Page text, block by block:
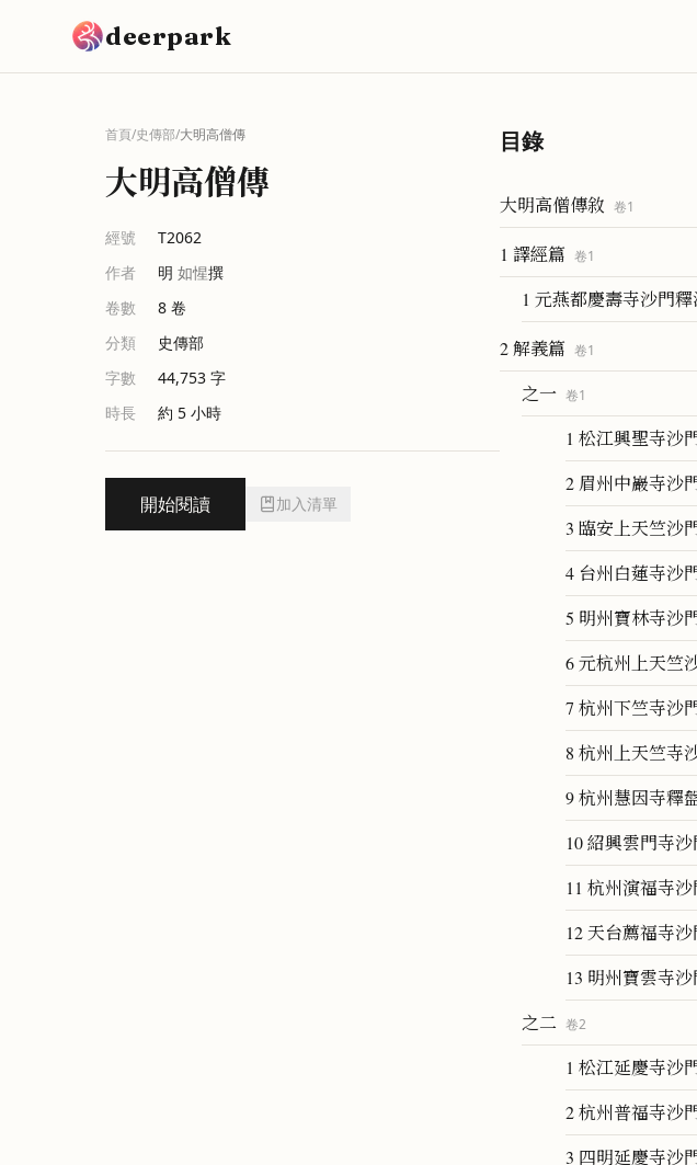
deerpark
首頁/史傳部/大明高僧傳
大明高僧傳
經號
T2062
作者
明 如惺撰
卷數
8 卷
分類
史傳部
字數
44,753 字
時長
約 5 小時
開始閱讀 加入清單
目錄
大明高僧傳敘 卷1
1 譯經篇 卷1
1 元燕都慶壽寺沙門
2 解義篇 卷1
之一 卷1
1 松江興聖寺沙
2 眉州中巖寺沙
3 臨安上天竺沙
4 台州白蓮寺沙
5 明州寶林寺沙
6 元杭州上天竺
7 杭州下竺寺沙
8 杭州上天竺寺
9 杭州慧因寺釋
10 紹興雲門寺
11 杭州演福寺
12 天台薦福寺
13 明州寶雲寺
之二 卷2
1 松江延慶寺沙
2 杭州普福寺沙
3 四明延慶寺沙